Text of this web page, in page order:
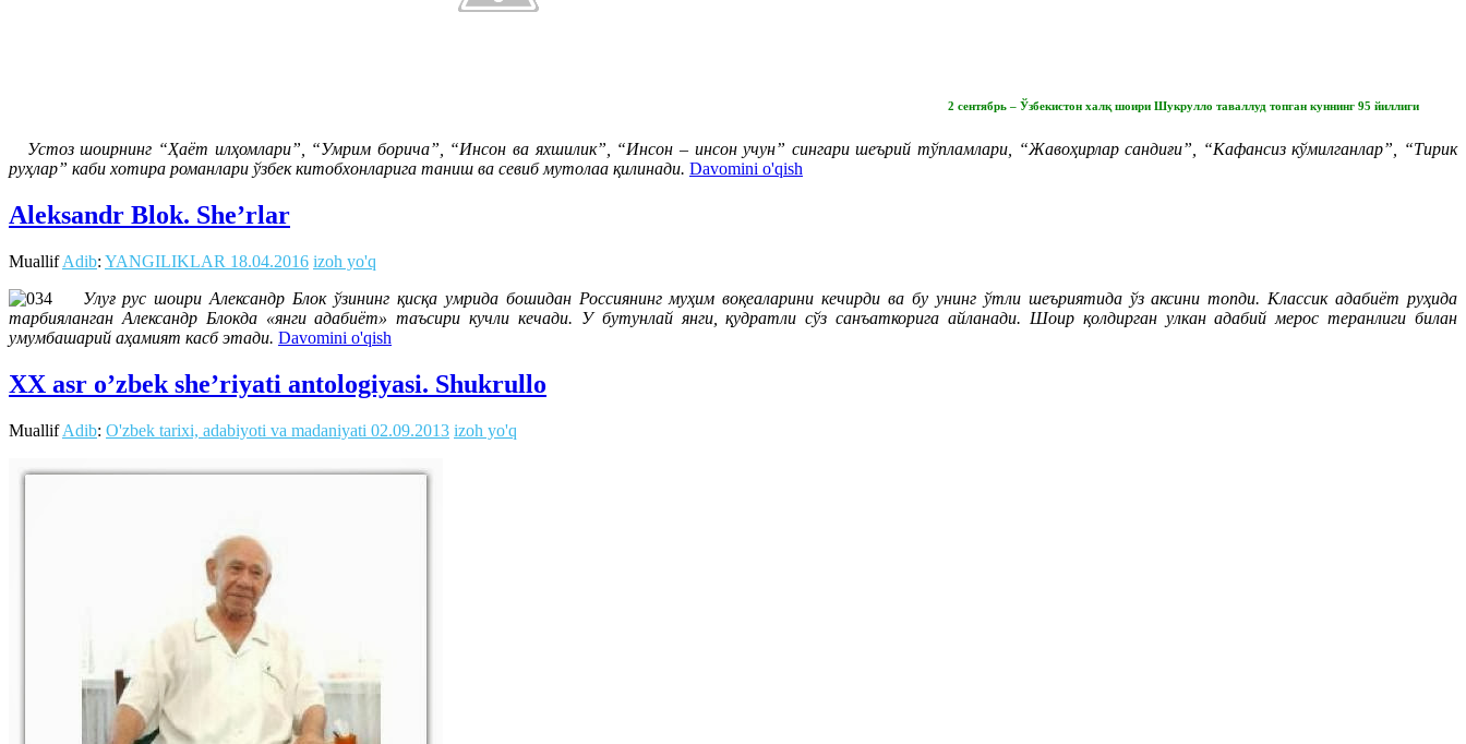
2 сентябрь – Ўзбекистон халқ шоири Шукрулло таваллуд топган куннинг 95 йиллиги
Устоз шоирнинг “Ҳаёт илҳомлари”, “Умрим борича”, “Инсон ва яхшилик”, “Инсон – инсон учун” сингари шеърий тўпламлари, “Жавоҳирлар сандиғи”, “Кафансиз кўмилганлар”, “Тирик
руҳлар” каби хотира романлари ўзбек китобхонларига таниш ва севиб мутолаа қилинади. Davomini o'qish
Aleksandr Blok. She’rlar
MuallifAdib: YANGILIKLAR 18.04.2016 izoh yo'q
Улуғ рус шоири Александр Блок ўзининг қисқа умрида бошидан Россиянинг муҳим воқеаларини кечирди ва бу унинг ўтли шеъриятида ўз аксини топди. Классик адабиёт руҳида
тарбияланган Александр Блокда «янги адабиёт» таъсири кучли кечади. У бутунлай янги, қудратли сўз санъаткорига айланади. Шоир қолдирган улкан адабий мерос теранлиги билан
умумбашарий аҳамият касб этади. Davomini o'qish
XX asr o’zbek she’riyati antologiyasi. Shukrullo
MuallifAdib: O'zbek tarixi, adabiyoti va madaniyati 02.09.2013 izoh yo'q